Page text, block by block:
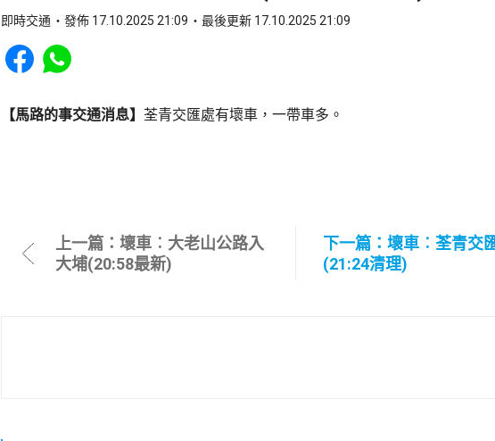
即時交通 發佈 17.10.2025 21:09 最後更新 17.10.2025 21:09
Share to Facebook
Share to WhatsApp
【馬路的事交通消息】 荃青交匯處有壞車，一帶車多。
上一篇：壞車︰大老山公路入
大埔(20:58最新)
下一篇：壞車︰荃青交
(21:24清理)